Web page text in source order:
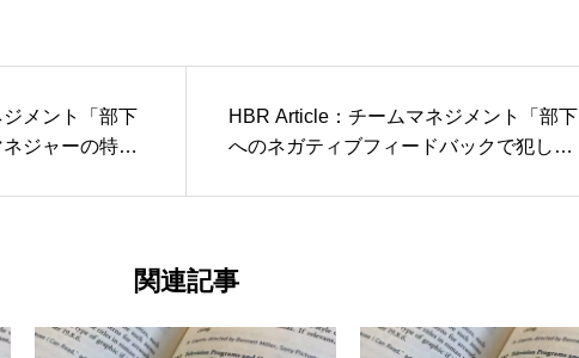
メント「部下
ジャーの特
HBR Article：チームマネジメント「部下
へのネガティブフィードバックで犯しが
関連記事